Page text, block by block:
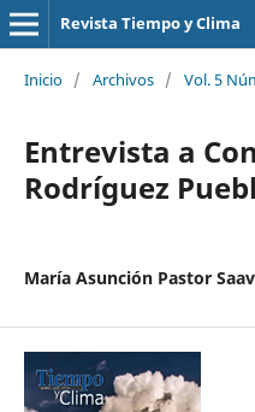
Revista Tiempo y Clima
Inicio / Archivos / Vol. 5
Entrevista a
Rodríguez
María Asunción Pastor